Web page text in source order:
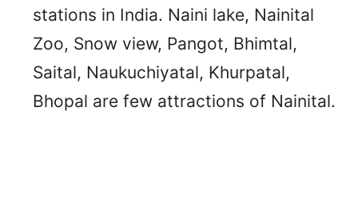
stations in India. Naini lake, Nainital
Zoo, Snow view, Pangot, Bhimtal,
Saital, Naukuchiyatal, Khurpatal,
Bhopal are few attractions of Nainital.